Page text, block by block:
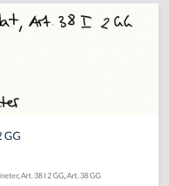
GG
, Art. 38 I 2 GG Art. 38 GG